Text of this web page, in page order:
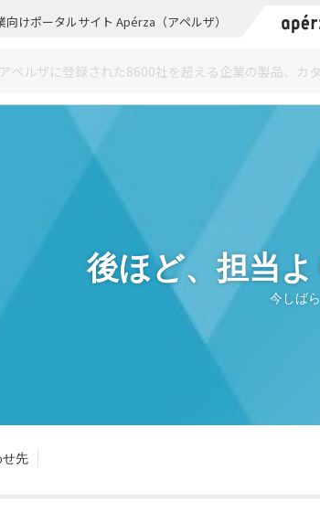
向けポータルサイト Apérza（アペルザ）
後ほど、担当
今しば
先